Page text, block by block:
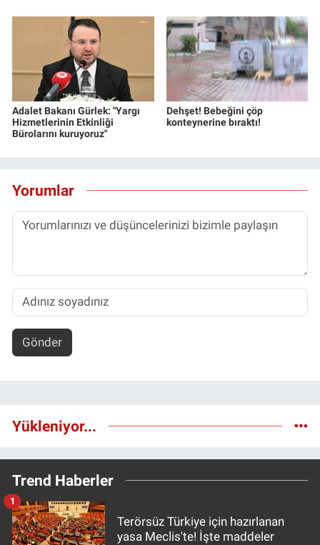
Adalet Bakanı Gürlek: "Yargı
Hizmetlerinin Etkinliği
Bürolarını kuruyoruz"
Dehşet! Bebeğini çöp
konteynerine bıraktı!
Yorumlar
Gönder
Yükleniyor...
Trend Haberler
Terörsüz Türkiye için hazırlanan
yasa Meclis'te! İşte maddeler
1